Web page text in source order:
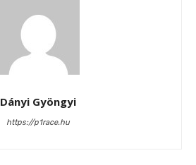
Dányi Gyöngyi
https://p1race.hu